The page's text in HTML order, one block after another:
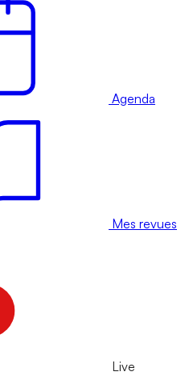
Agenda
Mes revues
Live